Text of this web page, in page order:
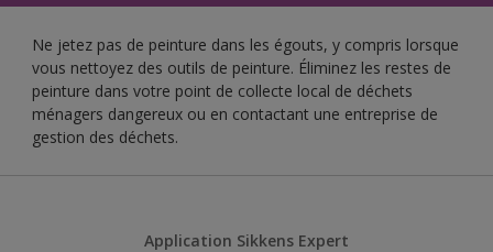
Ne jetez pas de peinture dans les égouts, y compris lorsque
vous nettoyez des outils de peinture. Éliminez les restes de
peinture dans votre point de collecte local de déchets
ménagers dangereux ou en contactant une entreprise de
gestion des déchets.
Application Sikkens Expert